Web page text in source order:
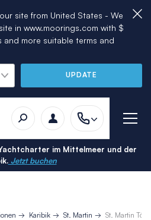
site from United States - We
in www.moorings.com with $
more suitable terms and
UPDATE
im Mittelmeer und der
Jetzt buchen
Karibik St. Martin St. Martin